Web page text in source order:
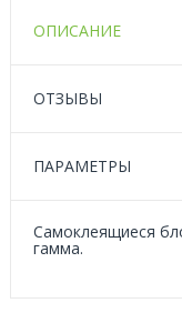
ОПИСАНИЕ
ОТЗЫВЫ
ПАРАМЕТРЫ
Самоклеящиеся
гамма.